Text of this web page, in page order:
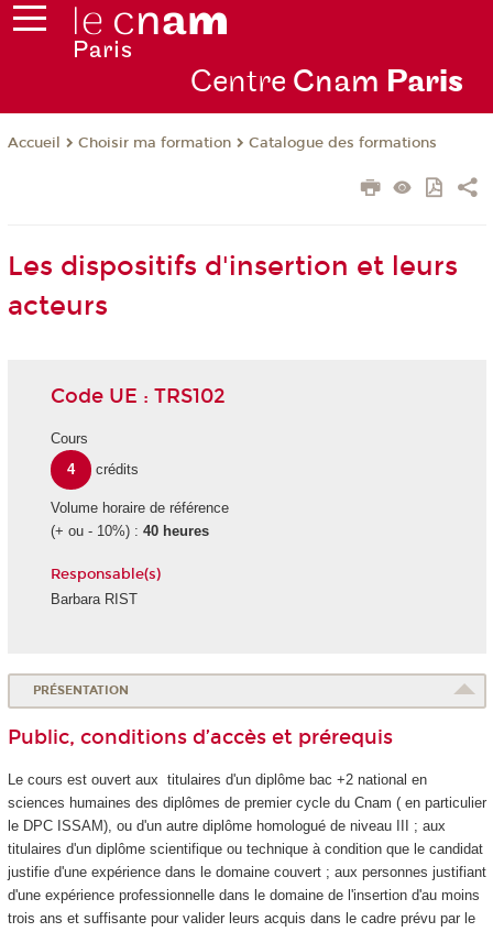
Centre Cnam Paris
Accueil Choisir ma formation Catalogue des formations
Les dispositifs d'insertion et leurs
acteurs
Code UE : TRS102
Cours
4
crédits
Volume horaire de référence
(+ ou - 10%) : 40 heures
Responsable(s)
Barbara RIST
PRÉSENTATION
Public, conditions d’accès et prérequis
Le cours est ouvert aux titulaires d'un diplôme bac +2 national en
sciences humaines des diplômes de premier cycle du Cnam ( en particulier
le DPC ISSAM), ou d'un autre diplôme homologué de niveau III ; aux
titulaires d'un diplôme scientifique ou technique à condition que le candidat
justifie d'une expérience dans le domaine couvert ; aux personnes justifiant
d'une expérience professionnelle dans le domaine de l'insertion d'au moins
trois ans et suffisante pour valider leurs acquis dans le cadre prévu par le